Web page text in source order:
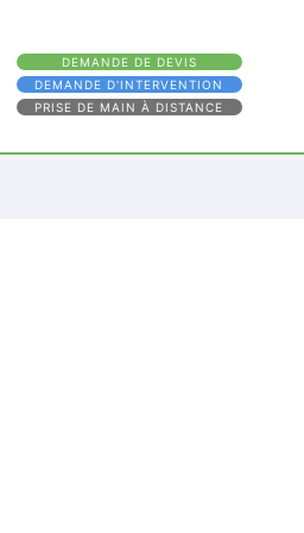
DEMANDE DE DEVIS
DEMANDE D'INTERVENTION
PRISE DE MAIN À DISTANCE